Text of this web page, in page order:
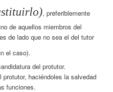
, preferiblemente
de aquellos miembros del
de lado que no sea el del tutor
el caso).
del protutor.
haciéndoles la salvedad
funciones.